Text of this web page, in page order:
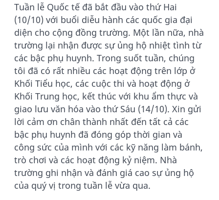
Tuần lễ Quốc tế đã bắt đầu vào thứ Hai
(10/10) với buổi diễu hành các quốc gia đại
diện cho cộng đồng trường. Một lần nữa, nhà
trường lại nhận được sự ủng hộ nhiệt tình từ
các bậc phụ huynh. Trong suốt tuần, chúng
tôi đã có rất nhiều các hoạt động trên lớp ở
Khối Tiểu học, các cuộc thi và hoạt động ở
Khối Trung học, kết thúc với khu ẩm thực và
giao lưu văn hóa vào thứ Sáu (14/10). Xin gửi
lời cảm ơn chân thành nhất đến tất cả các
bậc phụ huynh đã đóng góp thời gian và
công sức của mình với các kỹ năng làm bánh,
trò chơi và các hoạt động kỷ niệm. Nhà
trường ghi nhận và đánh giá cao sự ủng hộ
của quý vị trong tuần lễ vừa qua.